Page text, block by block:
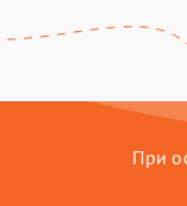
При